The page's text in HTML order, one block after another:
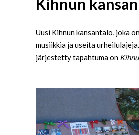
Kihnun
Uusi Kihnun kansantalo, joka
musiikkia ja useita
järjestetty tapahtuma on